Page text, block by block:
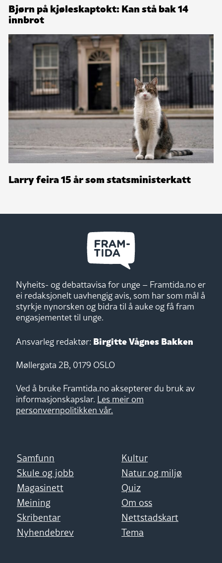
Bjørn på kjøleskaptokt: Kan stå bak 14
innbrot
Larry feira 15 år som statsministerkatt
Nyheits- og debattavisa for unge – Framtida.no er
ei redaksjonelt uavhengig avis, som har som mål å
styrkje nynorsken og bidra til å auke og få fram
engasjementet til unge.
Ansvarleg redaktør: Birgitte Vågnes Bakken
Møllergata 2B, 0179 OSLO
Ved å bruke Framtida.no aksepterer du bruk av
informasjonskapslar. Les meir om
personvernpolitikken vår.
Samfunn
Kultur
Skule og jobb
Natur og miljø
Magasinett
Quiz
Meining
Om oss
Skribentar
Nettstadskart
Nyhendebrev
Tema